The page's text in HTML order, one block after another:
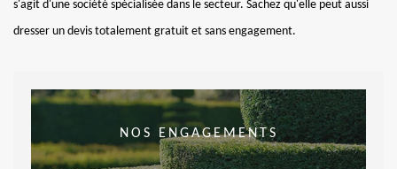
s'agit d'une société spécialisée dans le secteur. Sachez qu'elle peut aussi
dresser un devis totalement gratuit et sans engagement.
NOS ENGAGEMENTS